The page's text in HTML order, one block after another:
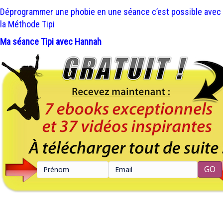
Déprogrammer une phobie en une séance c’est possible avec
la Méthode Tipi
Ma séance Tipi avec Hannah